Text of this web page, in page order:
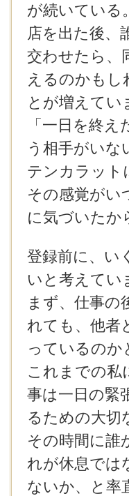
が続いている。
店を出た後、
交わせたら、
えるのかもし
とが増えてい
「一日を終
う相手がいな
テンカラット
その感覚がい
に気づいたか
登録前に、い
いと考えてい
まず、仕事の
れても、他者
っているのか
これまでの私
事は一日の緊
るための大切
その時間に誰
れが休息では
ないか、と率